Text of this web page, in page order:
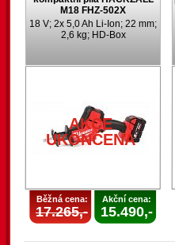
M18 FHZ-502X
18 V; 2x 5,0 Ah Li-Ion; 22 mm;
2,6 kg; HD-Box
AKCE
UKONČENA
Běžná cena:
17.265,-
Akční cena:
15.490,-